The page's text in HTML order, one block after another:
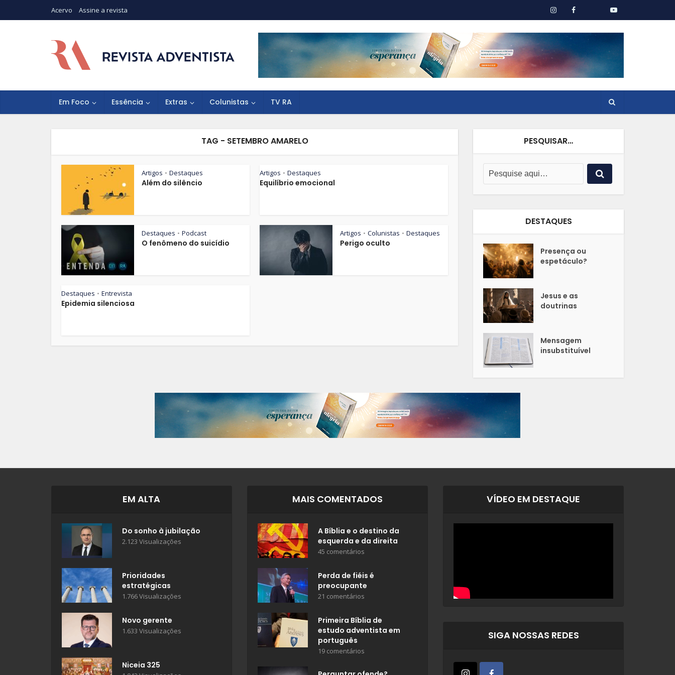
Acervo Assine a revista
Em Foco Essência Extras Colunistas TV RA
TAG - SETEMBRO AMARELO
Artigos • Destaques
Além do silêncio
Artigos • Destaques
Equilíbrio emocional
Destaques • Podcast
O fenômeno do suicídio
Artigos • Colunistas • Destaques
Perigo oculto
Destaques • Entrevista
Epidemia silenciosa
PESQUISAR…
DESTAQUES
Presença ou
espetáculo?
Jesus e as
doutrinas
Mensagem
insubstituível
EM ALTA
Do sonho à jubilação
2.123 Visualizações
Prioridades
estratégicas
1.766 Visualizações
Novo gerente
1.633 Visualizações
Niceia 325
MAIS COMENTADOS
A Bíblia e o destino da
esquerda e da direita
45 comentários
Perda de fiéis é
preocupante
21 comentários
Primeira Bíblia de
estudo adventista em
português
19 comentários
VÍDEO EM DESTAQUE
SIGA NOSSAS REDES